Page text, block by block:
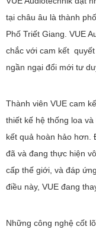
tại châu âu là thành
Phố Triết Giang. VUE
chắc với cam kết
ngần ngại đổi mới tư
Thành viên VUE cam
thiết kế hệ thống loa
kết quả hoàn hảo hơn.
đã và đang thực hiện
cấp thế giới, và đáp
điều này, VUE đang
Những công nghệ cốt